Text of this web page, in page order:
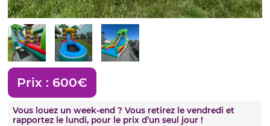
Prix : 600€
Vous louez un week-end ? Vous retirez le vendredi et
rapportez le lundi, pour le prix d’un seul jour !